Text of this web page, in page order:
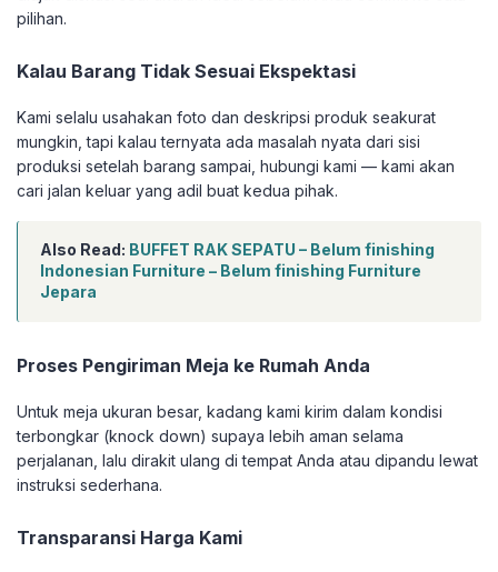
pilihan.
Kalau Barang Tidak Sesuai Ekspektasi
Kami selalu usahakan foto dan deskripsi produk seakurat
mungkin, tapi kalau ternyata ada masalah nyata dari sisi
produksi setelah barang sampai, hubungi kami — kami akan
cari jalan keluar yang adil buat kedua pihak.
Also Read: BUFFET RAK SEPATU – Belum finishing
Indonesian Furniture – Belum finishing Furniture
Jepara
Proses Pengiriman Meja ke Rumah Anda
Untuk meja ukuran besar, kadang kami kirim dalam kondisi
terbongkar (knock down) supaya lebih aman selama
perjalanan, lalu dirakit ulang di tempat Anda atau dipandu lewat
instruksi sederhana.
Transparansi Harga Kami